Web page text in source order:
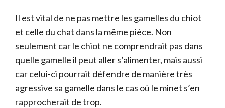
Il est vital de ne pas mettre les gamelles du chiot
et celle du chat dans la même pièce. Non
seulement car le chiot ne comprendrait pas dans
quelle gamelle il peut aller s’alimenter, mais aussi
car celui-ci pourrait défendre de manière très
agressive sa gamelle dans le cas où le minet s’en
rapprocherait de trop.